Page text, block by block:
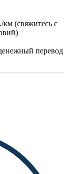
(свяжитесь с
перевод